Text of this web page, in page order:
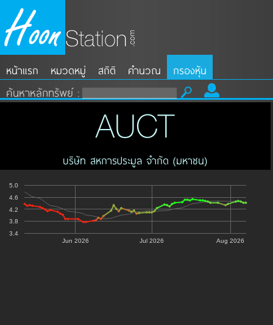
หน้าแรก หมวดหมู่ สถิติ คำนวณ กรองหุ้น
ค้นหาหลักทรัพย์ :
AUCT
บริษัท สหการประมูล จำกัด (มหาชน)
Jun 2026 Jul 2026 Aug 2026
3.4
3.8
4.2
4.6
5.0